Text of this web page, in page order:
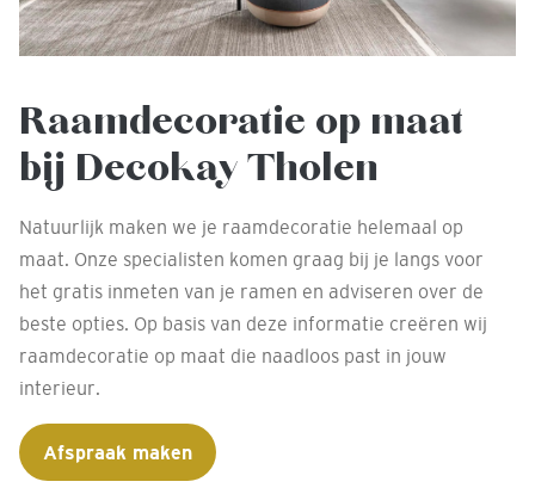
Raamdecoratie op maat
bij Decokay Tholen
Natuurlijk maken we je raamdecoratie helemaal op
maat. Onze specialisten komen graag bij je langs voor
het gratis inmeten van je ramen en adviseren over de
beste opties. Op basis van deze informatie creëren wij
raamdecoratie op maat die naadloos past in jouw
interieur.
Afspraak maken